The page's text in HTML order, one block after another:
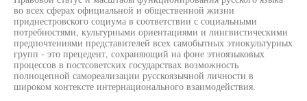
во всех сферах официальной и общественной жизни
приднестровского социума в соответствии с социальными
потребностями, культурными ориентациями и лингвистическими
предпочтениями представителей всех самобытных этнокультурных
групп - это прецедент, сохраняющий на фоне этноязыковых
процессов в постсоветских государствах возможность
полноцепной самореализации русскоязычной личности в
широком контексте интернационального взаимодействия.